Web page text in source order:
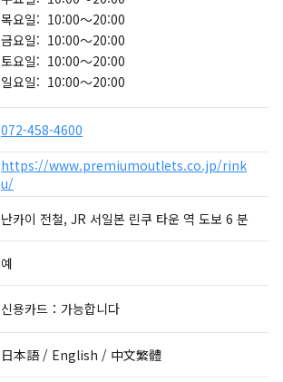
목요일: 10:00～20:00
금요일: 10:00～20:00
토요일: 10:00～20:00
일요일: 10:00～20:00
072-458-4600
https://www.premiumoutlets.co.jp/rink
u/
난카이 전철, JR 서일본 린쿠 타운 역 도보 6 분
예
신용카드：가능합니다
日本語 / English / 中文繁體